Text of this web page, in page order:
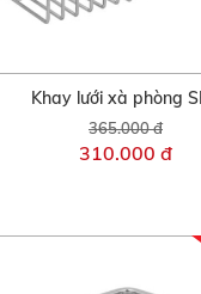
Khay lưới xà phòng
365.000 đ
310.000 đ